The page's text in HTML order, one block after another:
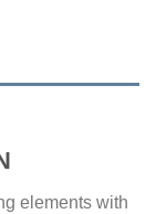
elements with